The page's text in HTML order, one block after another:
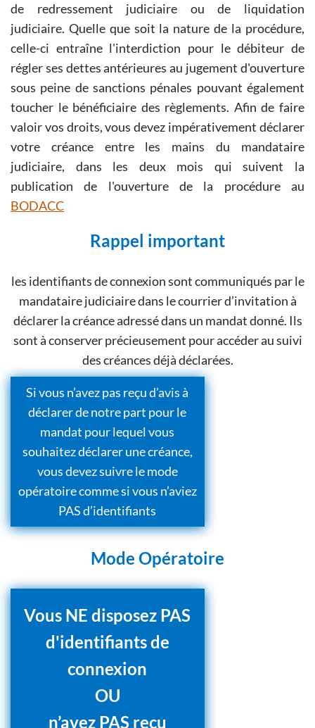
de redressement judiciaire ou de liquidation
judiciaire. Quelle que soit la nature de la procédure,
celle-ci entraîne l'interdiction pour le débiteur de
régler ses dettes antérieures au jugement d'ouverture
sous peine de sanctions pénales pouvant également
toucher le bénéficiaire des règlements. Afin de faire
valoir vos droits, vous devez impérativement déclarer
votre créance entre les mains du mandataire
judiciaire, dans les deux mois qui suivent la
publication de l'ouverture de la procédure au
BODACC
Rappel important
les identifiants de connexion sont communiqués par le
mandataire judiciaire dans le courrier d’invitation à
déclarer la créance adressé dans un mandat donné. Ils
sont à conserver précieusement pour accéder au suivi
des créances déjà déclarées.
Si vous n’avez pas reçu d’avis à
déclarer de notre part pour le
mandat pour lequel vous
souhaitez déclarer une créance,
vous devez suivre le mode
opératoire comme si vous n’aviez
PAS d’identifiants
Mode Opératoire
Vous NE disposez PAS
d'identifiants de
connexion
OU
n’avez PAS reçu